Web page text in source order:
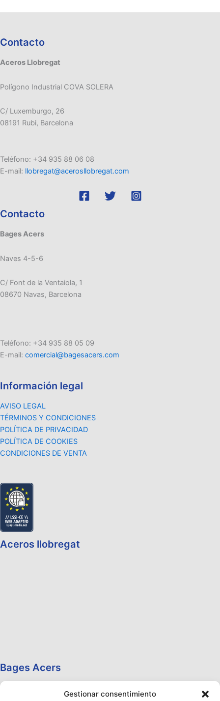
Gestionar consentimiento
Contacto
Aceros Llobregat
Polígono Industrial COVA SOLERA
C/ Luxemburgo, 26
08191 Rubi, Barcelona
Teléfono: +34 935 88 06 08
E-mail: llobregat@acerosllobregat.com
Contacto
Bages Acers
Naves 4-5-6
C/ Font de la Ventaiola, 1
08670 Navas, Barcelona
Teléfono: +34 935 88 05 09
E-mail: comercial@bagesacers.com
Información legal
AVISO LEGAL
TÉRMINOS Y CONDICIONES
POLÍTICA DE PRIVACIDAD
POLÍTICA DE COOKIES
CONDICIONES DE VENTA
Aceros llobregat
Bages Acers